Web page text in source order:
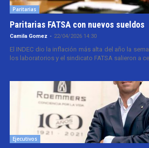
Paritarias
Paritarias FATSA con nuevos sueldos
Camila Gomez - 22/04/2026 14:30
El INDEC dio la inflación más alta del año la
los laboratorios y el sindicato FATSA salieron a
Ejecutivos